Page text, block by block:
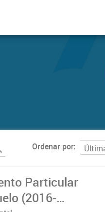
Ordenar por
Particular
(2016-